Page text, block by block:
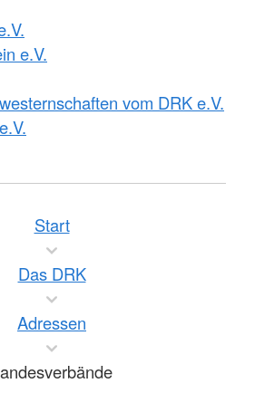
e.V.
vom DRK e.V.
Start
Das DRK
Adressen